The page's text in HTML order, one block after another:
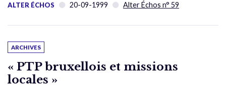
ALTER ÉCHOS 20-09-1999 Alter Échos n° 59
ARCHIVES
« PTP bruxellois et missions
locales »